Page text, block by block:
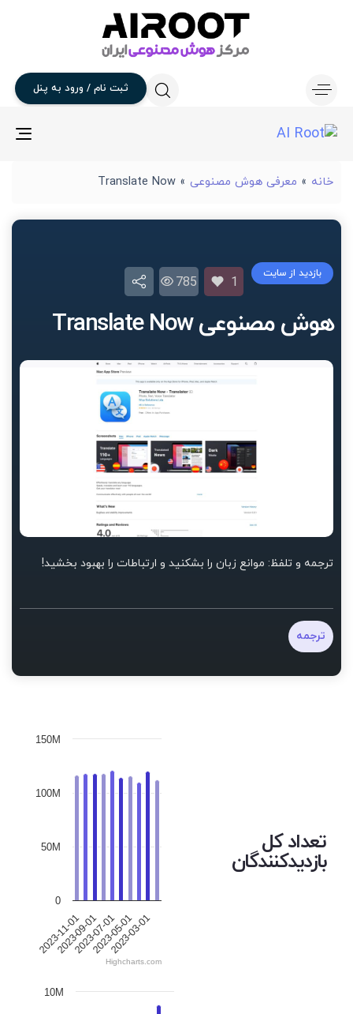
ثبت نام / ورود به پنل
خانه » معرفی هوش مصنوعی »
Translate Now
هوش مصنوعی Translate Now
بازدید از سایت
1
785
ترجمه و تلفظ: موانع زبان را بشکنید و ارتباطات را بهبود بخشید!
ترجمه
تعداد کل
بازدیدکنندگان
2023-11-01
2023-09-01
2023-07-01
2023-05-01
2023-03-01
0
50M
100M
150M
Highcharts.com
10M